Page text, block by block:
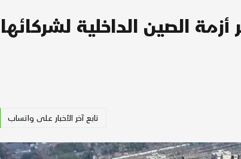
الصين الداخلية لشركائها
تابع آخر الأخبار على واتساب